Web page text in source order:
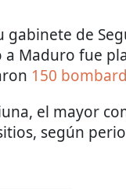
gabinete de
Maduro fue
150
el mayor
según